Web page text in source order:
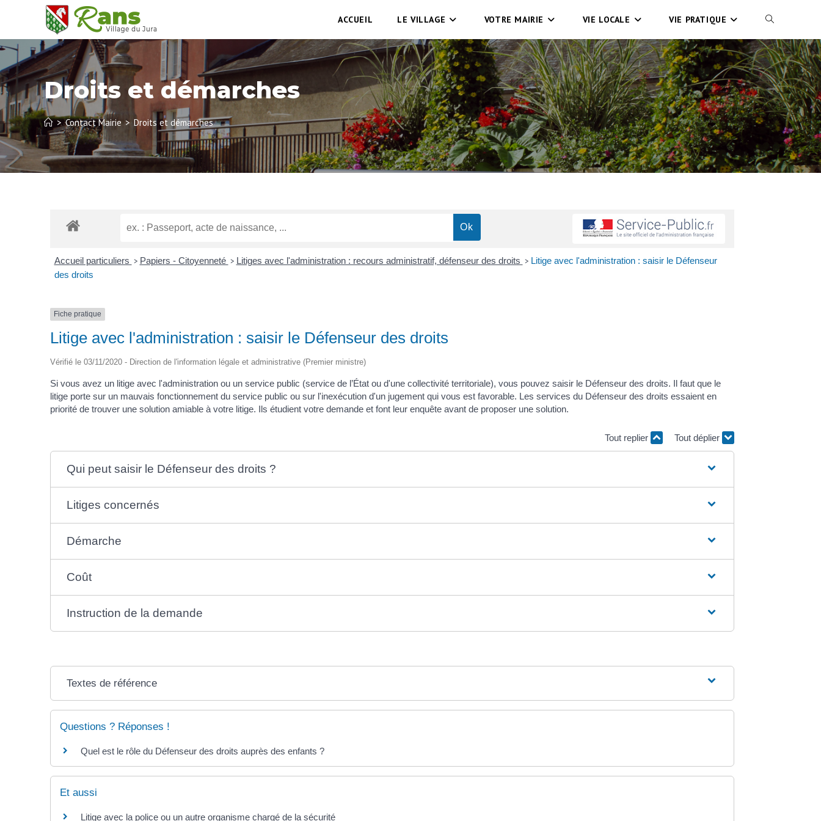
ACCUEIL LE VILLAGE VOTRE MAIRIE VIE LOCALE VIE PRATIQUE
Droits et démarches
> Contact Mairie > Droits et démarches
Accueil particuliers > Papiers - Citoyenneté > Litiges avec l'administration : recours administratif, défenseur des droits > Litige avec l'administration : saisir le Défenseur
des droits
Fiche pratique
Litige avec l'administration : saisir le Défenseur des droits
Vérifié le 03/11/2020 - Direction de l'information légale et administrative (Premier ministre)
Si vous avez un litige avec l'administration ou un service public (service de l’État ou d'une collectivité territoriale), vous pouvez saisir le Défenseur des droits. Il faut que le
litige porte sur un mauvais fonctionnement du service public ou sur l'inexécution d'un jugement qui vous est favorable. Les services du Défenseur des droits essaient en
priorité de trouver une solution amiable à votre litige. Ils étudient votre demande et font leur enquête avant de proposer une solution.
Tout replier Tout déplier
Qui peut saisir le Défenseur des droits ?
Litiges concernés
Démarche
Coût
Instruction de la demande
Textes de référence
Questions ? Réponses !
Quel est le rôle du Défenseur des droits auprès des enfants ?
Et aussi
Litige avec la police ou un autre organisme chargé de la sécurité